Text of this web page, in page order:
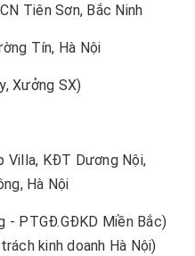
Tiên Sơn, Bắc Ninh
Tín, Hà Nội
Xưởng SX)
Villa, KĐT Dương Nội,
Hà Nội
- PTGĐ.GĐKD Miền Bắc)
kinh doanh Hà Nội)